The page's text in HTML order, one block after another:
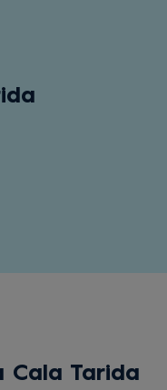
Cala Tarida